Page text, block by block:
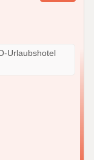
Urlaubshotel